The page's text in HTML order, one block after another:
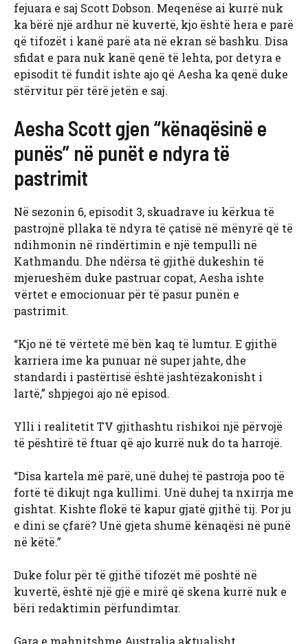
fejuara e saj Scott Dobson. Meqenëse ai kurrë nuk
ka bërë një ardhur në kuvertë, kjo është hera e parë
që tifozët i kanë parë ata në ekran së bashku. Disa
sfidat e para nuk kanë qenë të lehta, por detyra e
episodit të fundit ishte ajo që Aesha ka qenë duke
stërvitur për tërë jetën e saj.
Aesha Scott gjen “kënaqësinë e
punës” në punët e ndyra të
pastrimit
Në sezonin 6, episodit 3, skuadrave iu kërkua të
pastrojnë pllaka të ndyra të çatisë në mënyrë që të
ndihmonin në rindërtimin e një tempulli në
Kathmandu. Dhe ndërsa të gjithë dukeshin të
mjerueshëm duke pastruar copat, Aesha ishte
vërtet e emocionuar për të pasur punën e
pastrimit.
“Kjo në të vërtetë më bën kaq të lumtur. E gjithë
karriera ime ka punuar në super jahte, dhe
standardi i pastërtisë është jashtëzakonisht i
lartë,” shpjegoi ajo në episod.
Ylli i realitetit TV gjithashtu rishikoi një përvojë
të pështirë të ftuar që ajo kurrë nuk do ta harrojë.
“Disa kartela më parë, unë duhej të pastroja poo të
fortë të dikujt nga kullimi. Unë duhej ta nxirrja me
gishtat. Kishte flokë të kapur gjatë gjithë tij. Por ju
e dini se çfarë? Unë gjeta shumë kënaqësi në punë
në këtë.”
Duke folur për të gjithë tifozët më poshtë në
kuvertë, është një gjë e mirë që skena kurrë nuk e
bëri redaktimin përfundimtar.
Gara e mahnitshme Australia aktualisht